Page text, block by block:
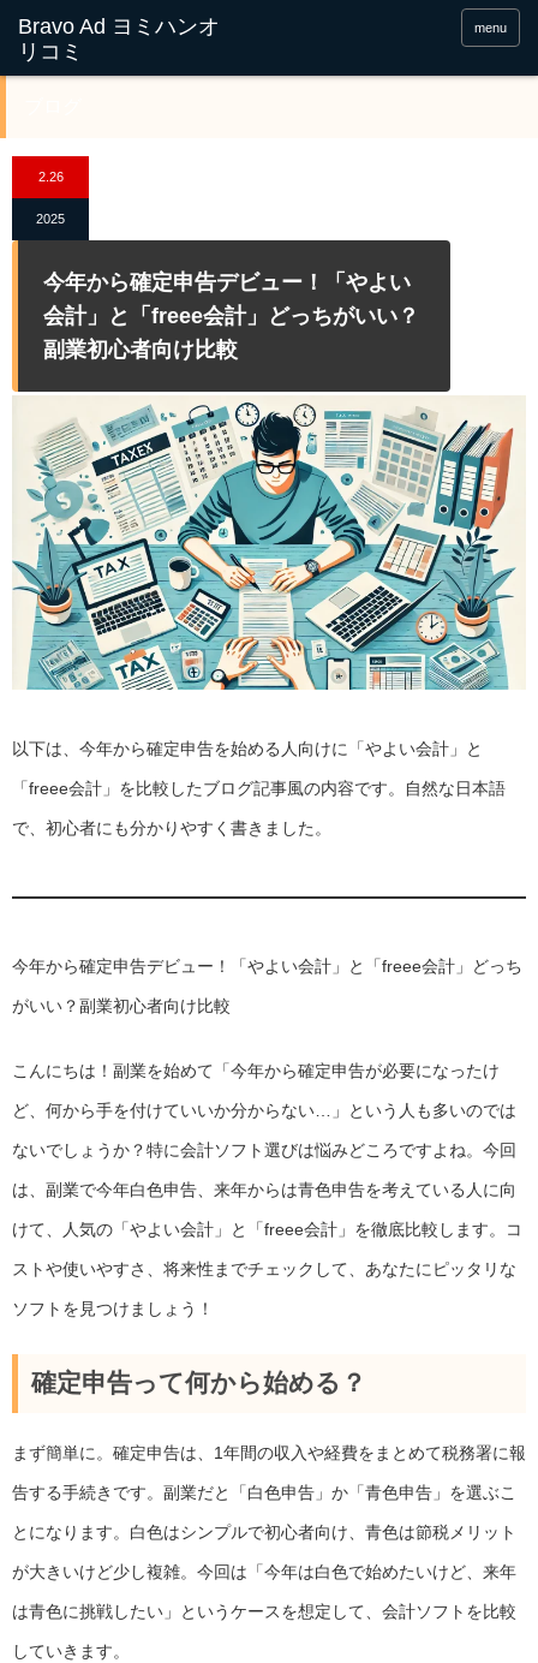
menu
2.26
2025
今年から確定申告デビュー！「やよい
会計」と「freee会計」どっちがいい？
副業初心者向け比較
以下は、今年から確定申告を始める人向けに「やよい会計」と
「freee会計」を比較したブログ記事風の内容です。自然な日本語
で、初心者にも分かりやすく書きました。
今年から確定申告デビュー！「やよい会計」と「freee会計」どっち
がいい？副業初心者向け比較
こんにちは！副業を始めて「今年から確定申告が必要になったけ
ど、何から手を付けていいか分からない…」という人も多いのでは
ないでしょうか？特に会計ソフト選びは悩みどころですよね。今回
は、副業で今年白色申告、来年からは青色申告を考えている人に向
けて、人気の「やよい会計」と「freee会計」を徹底比較します。コ
ストや使いやすさ、将来性までチェックして、あなたにピッタリな
ソフトを見つけましょう！
確定申告って何から始める？
まず簡単に。確定申告は、1年間の収入や経費をまとめて税務署に報
告する手続きです。副業だと「白色申告」か「青色申告」を選ぶこ
とになります。白色はシンプルで初心者向け、青色は節税メリット
が大きいけど少し複雑。今回は「今年は白色で始めたいけど、来年
は青色に挑戦したい」というケースを想定して、会計ソフトを比較
していきます。